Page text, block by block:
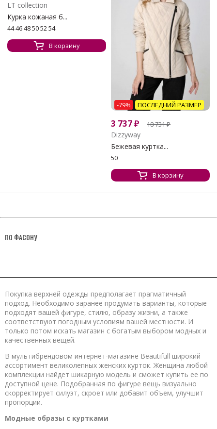
LT collection
Курка кожаная б...
44 46 48 50 52 54
В корзину
-79% ПОСЛЕДНИЙ РАЗМЕР
3 737₽ 18 731₽
Dizzyway
Бежевая куртка...
50
В корзину
ПО ФАСОНУ
Покупка верхней одежды предполагает прагматичный
подход. Необходимо заранее продумать варианты, которые
подходят вашей фигуре, стилю, образу жизни, а также
соответствуют погодным условиям вашей местности. И
только потом искать магазин с богатым выбором модных и
качественных вещей.
В мультибрендовом интернет-магазине Beautifull широкий
ассортимент великолепных женских курток. Женщина любой
комплекции найдет шикарную модель и сможет купить ее по
доступной цене. Подобранная по фигуре вещь визуально
скорректирует силуэт, скроет или добавит объем, улучшит
пропорции.
Модные образы с куртками